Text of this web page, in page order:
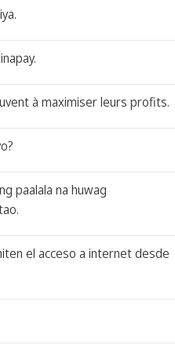
à maximiser leurs profits.
paalala na huwag
el acceso a internet desde